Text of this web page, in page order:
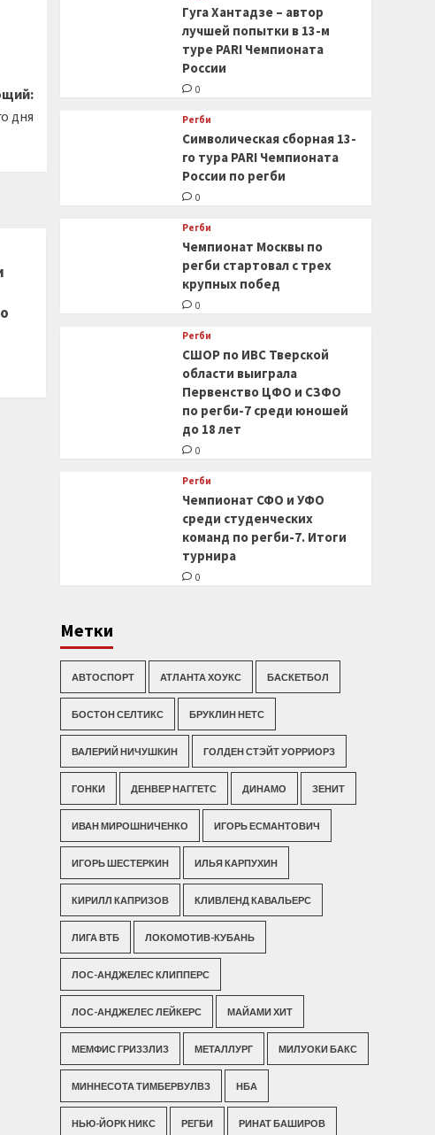
дня
Гуга Хантадзе – автор
лучшей попытки в 13-м
туре PARI Чемпионата
России
0
Регби
Символическая сборная 13-
го тура PARI Чемпионата
России по регби
0
Регби
Чемпионат Москвы по
регби стартовал с трех
крупных побед
0
Регби
СШОР по ИВС Тверской
области выиграла
Первенство ЦФО и СЗФО
по регби-7 среди юношей
до 18 лет
0
Регби
Чемпионат СФО и УФО
среди студенческих
команд по регби-7. Итоги
турнира
0
Метки
АВТОСПОРТ АТЛАНТА ХОУКС БАСКЕТБОЛ
БОСТОН СЕЛТИКС БРУКЛИН НЕТС
ВАЛЕРИЙ НИЧУШКИН ГОЛДЕН СТЭЙТ УОРРИОРЗ
ГОНКИ ДЕНВЕР НАГГЕТС ДИНАМО ЗЕНИТ
ИВАН МИРОШНИЧЕНКО ИГОРЬ ЕСМАНТОВИЧ
ИГОРЬ ШЕСТЕРКИН ИЛЬЯ КАРПУХИН
КИРИЛЛ КАПРИЗОВ КЛИВЛЕНД КАВАЛЬЕРС
ЛИГА ВТБ ЛОКОМОТИВ-КУБАНЬ
ЛОС-АНДЖЕЛЕС КЛИППЕРС
ЛОС-АНДЖЕЛЕС ЛЕЙКЕРС МАЙАМИ ХИТ
МЕМФИС ГРИЗЗЛИЗ МЕТАЛЛУРГ МИЛУОКИ БАКС
МИННЕСОТА ТИМБЕРВУЛВЗ НБА
НЬЮ-ЙОРК НИКС РЕГБИ РИНАТ БАШИРОВ